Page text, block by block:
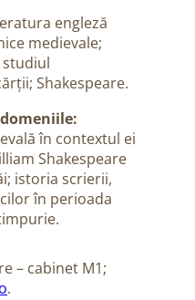
engleză
medievale;
Shakespeare.
în contextul ei
Shakespeare
istoria scrierii,
în perioada
– cabinet M1;
.